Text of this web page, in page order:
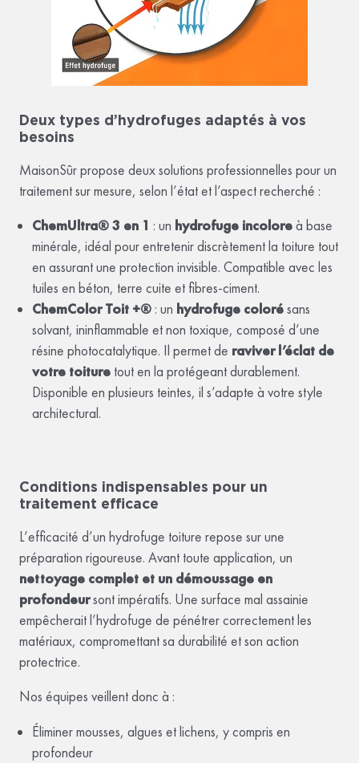
Deux types d’hydrofuges adaptés à vos
besoins
MaisonSûr propose deux solutions professionnelles pour un
traitement sur mesure, selon l’état et l’aspect recherché :
ChemUltra® 3 en 1 : un hydrofuge incoloreà base
minérale, idéal pour entretenir discrètement la toiture tout
en assurant une protection invisible. Compatible avec les
tuiles en béton, terre cuite et fibres-ciment.
ChemColor Toit +® : un hydrofuge colorésans
solvant, ininflammable et non toxique, composé d’une
résine photocatalytique. Il permet de raviver l’éclat de
votre toiture tout en la protégeant durablement.
Disponible en plusieurs teintes, il s’adapte à votre style
architectural.
Conditions indispensables pour un
traitement efficace
L’efficacité d’un hydrofuge toiture repose sur une
préparation rigoureuse. Avant toute application, un
nettoyage complet et un démoussage en
profondeursont impératifs. Une surface mal assainie
empêcherait l’hydrofuge de pénétrer correctement les
matériaux, compromettant sa durabilité et son action
protectrice.
Nos équipes veillent donc à :
Éliminer mousses, algues et lichens, y compris en
profondeur